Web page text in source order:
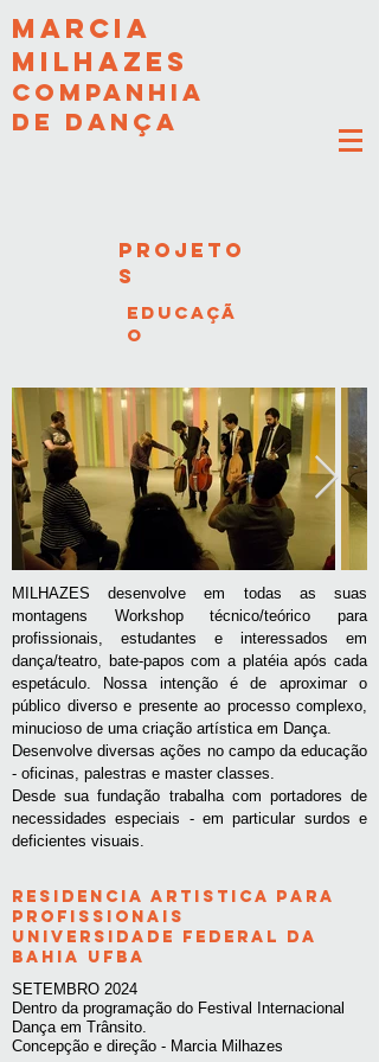
MARCIA
MILHAZES
COMPANHIA
DE DANÇA
PROJETO
S
educaçã
o
MILHAZES desenvolve em todas as suas
montagens Workshop técnico/teórico para
profissionais, estudantes e interessados em
dança/teatro, bate-papos com a platéia após cada
espetáculo. Nossa intenção é de aproximar o
público diverso e presente ao processo complexo,
minucioso de uma criação artística em Dança.
Desenvolve diversas ações no campo da educação
- oficinas, palestras e master classes.
Desde sua fundação trabalha com portadores de
necessidades especiais - em particular surdos e
deficientes visuais.
RESIDENCIA ARTISTICA PARA
PROFISSIONAIS
UNIVERSIDADE FEDERAL DA
BAHIA UFBA
SETEMBRO 2024
Dentro da programação do Festival Internacional
Dança em Trânsito.
Concepção e direção - Marcia Milhazes